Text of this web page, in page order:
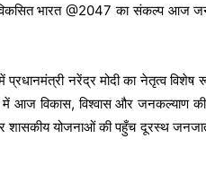
भारत @2047 का संकल्प आज
नरेंद्र मोदी का नेतृत्व
में आज विकास, विश्वास और जनकल्याण
शासकीय योजनाओं की पहुँच दूरस्थ